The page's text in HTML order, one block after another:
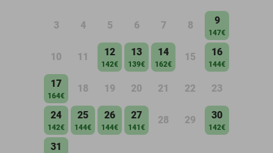
3 4 5 6 7 8 9
147€
10 11 12
142€
13
139€
14
162€
15 16
144€
17
164€
18 19 20 21 22 23
24
142€
25
144€
26
144€
27
141€
28 29 30
142€
31